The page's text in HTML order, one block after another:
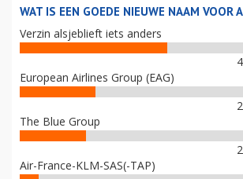
WAT IS EEN GOEDE NIEUWE NAAM VOOR
Verzin alsjeblieft iets anders
European Airlines Group (EAG)
The Blue Group
Air-France-KLM-SAS(-TAP)